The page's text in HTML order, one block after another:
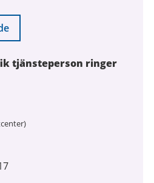
tjänsteperson ringer